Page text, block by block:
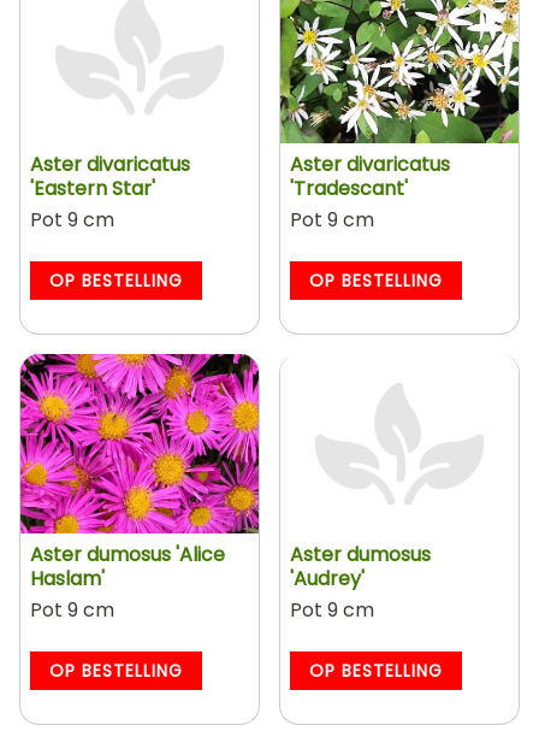
Aster divaricatus
'Eastern Star'
Pot 9 cm
OP BESTELLING
Aster divaricatus
'Tradescant'
Pot 9 cm
OP BESTELLING
Aster dumosus 'Alice
Haslam'
Pot 9 cm
OP BESTELLING
Aster dumosus
'Audrey'
Pot 9 cm
OP BESTELLING